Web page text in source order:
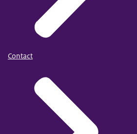
Contact